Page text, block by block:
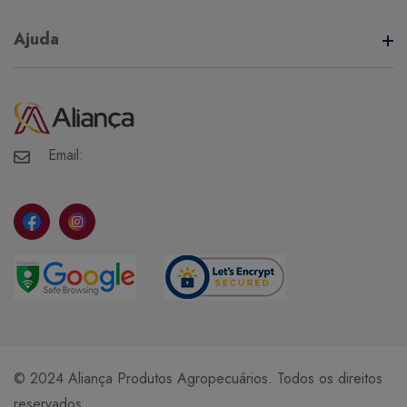
Termos de Uso
Ajuda
Minha Conta
Meus Pedidos
Meus Favoritos
Email:
© 2024 Aliança Produtos Agropecuários. Todos os direitos